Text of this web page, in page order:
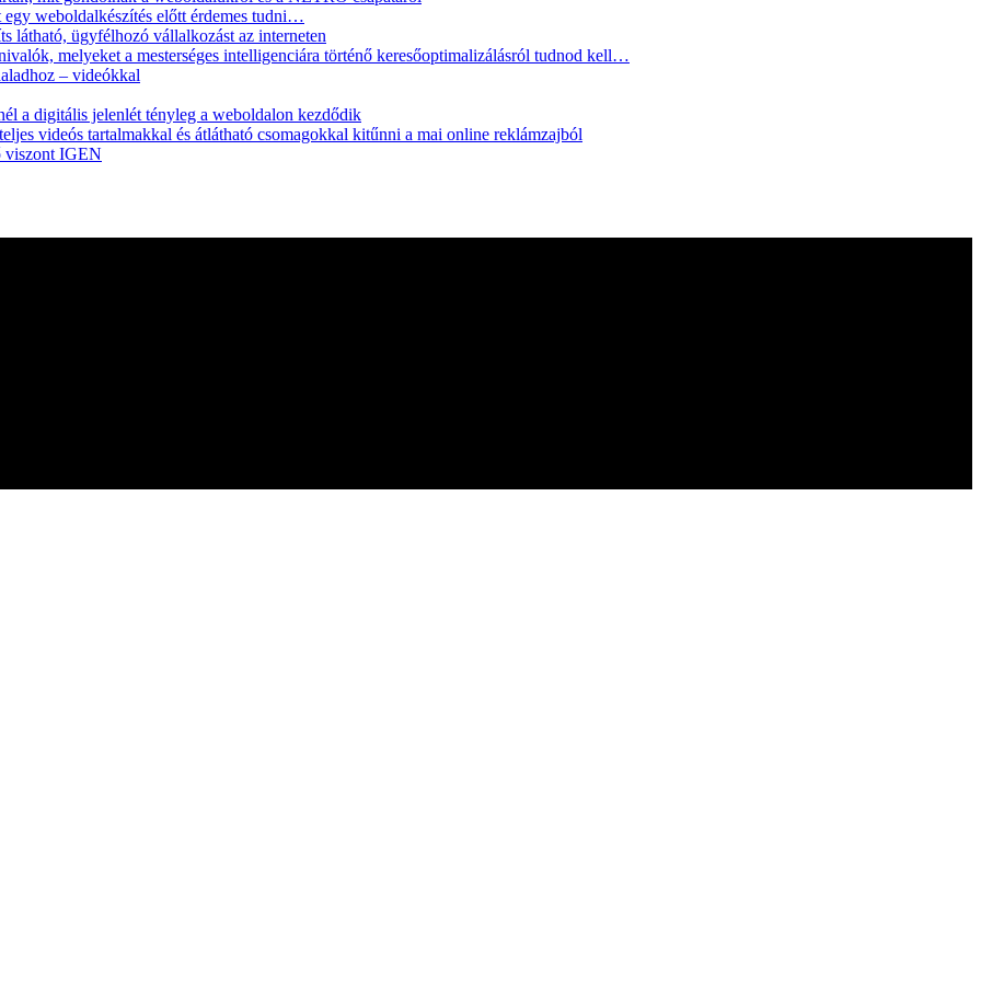
weboldalkészítés előtt érdemes tudni…
látható, ügyfélhozó vállalkozást az interneten
melyeket a mesterséges intelligenciára történő keresőoptimalizálásról tudnod kell…
– videókkal
a digitális jelenlét tényleg a weboldalon kezdődik
videós tartalmakkal és átlátható csomagokkal kitűnni a mai online reklámzajból
viszont IGEN